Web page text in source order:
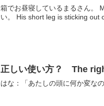
箱でお昼寝しているまるさん。 Maru is taking
い。 His short leg is sticking out
正しい使い方？ The
はな：「あたしの頭に何か変な